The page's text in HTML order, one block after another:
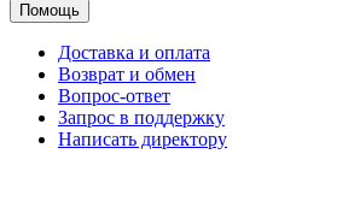
Помощь
Доставка и оплата
Возврат и обмен
Вопрос-ответ
Запрос в поддержку
Написать директору